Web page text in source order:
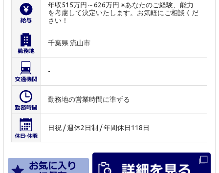
年収515万円～626万円 ※あなたのご経験、能力
を考慮して決定いたします。お気軽にご相談くだ
さい！
千葉県 流山市
-
勤務地の営業時間に準ずる
日祝 / 週休2日制 / 年間休日118日